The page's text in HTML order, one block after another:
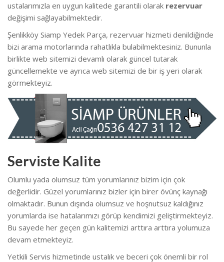
ustalarımızla en uygun kalitede garantili olarak rezervuar
değişimi sağlayabilmektedir.
Şenlikköy Siamp Yedek Parça, rezervuar hizmeti denildiğinde
bizi arama motorlarında rahatlıkla bulabilmektesiniz. Bununla
birlikte web sitemizi devamlı olarak güncel tutarak
güncellemekte ve ayrıca web sitemizi de bir iş yeri olarak
görmekteyiz.
Serviste Kalite
Olumlu yada olumsuz tüm yorumlarınız bizim için çok
değerlidir. Güzel yorumlarınız bizler için birer övünç kaynağı
olmaktadır. Bunun dışında olumsuz ve hoşnutsuz kaldığınız
yorumlarda ise hatalarımızı görüp kendimizi geliştirmekteyiz.
Bu sayede her geçen gün kalitemizi arttıra arttıra yolumuza
devam etmekteyiz.
Yetkili Servis hizmetinde ustalık ve beceri çok önemli bir rol